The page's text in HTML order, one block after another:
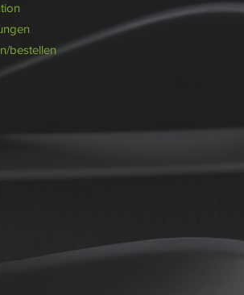
bestellen